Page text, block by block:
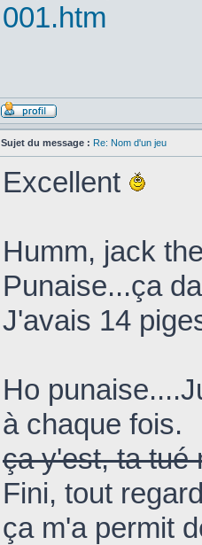
001.htm
Sujet du message : Re: Nom d'un jeu
Excellent
Humm, jack
Punaise...ça
J'avais 14
Ho
à chaque fois.
ça y'est, ta tué
Fini, tout
ça m'a permit